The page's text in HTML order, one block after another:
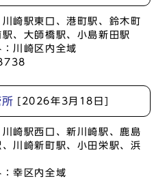
崎駅東口、港町駅、鈴木町
、大師橋駅、小島新田駅
川崎区内全域
[2026年3月18日]
崎駅西口、新川崎駅、鹿島
川崎新町駅、小田栄駅、浜
幸区内全域